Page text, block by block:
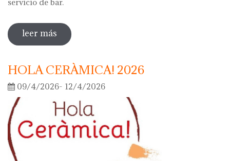
leer más sobre noche de los museos 2026
HOLA CERÀMICA! 2026
09/4/2026- 12/4/2026